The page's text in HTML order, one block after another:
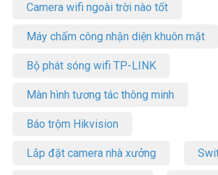
Camera wifi ngoài trời nào tốt
Máy chấm công nhận diện khuôn mặt
Bộ phát sóng wifi TP-LINK
Màn hình tương tác thông minh
Báo trộm Hikvision
Lắp đặt camera nhà xưởng